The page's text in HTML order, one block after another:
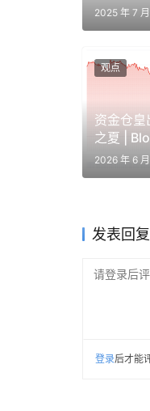
海峡的通
重建的重
关于后续
全体会议
活且快速的
不过沙巴
运输时间
2025 年 7
资金仓
之夏 |
2026 年 6
观点
发表回复
请登录后
登录后才能